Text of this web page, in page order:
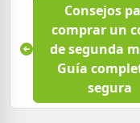
Consejos
comprar un
de segunda
Guía
segura